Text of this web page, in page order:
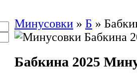
Минусовки » Б »
Бабкина 2025